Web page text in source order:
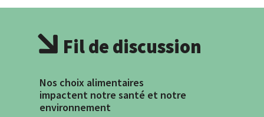
Fil de discussion
Nos choix alimentaires
impactent notre santé et notre
environnement